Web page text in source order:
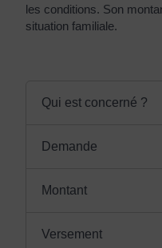
les conditions. Son
situation familiale.
Qui est concerné ?
Demande
Montant
Versement